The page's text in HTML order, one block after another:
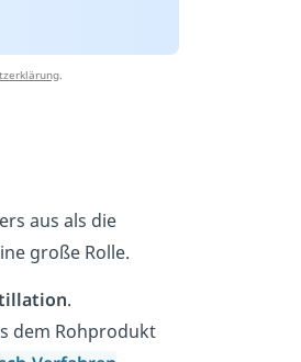
.
aus als die
große Rolle.
.
dem Rohprodukt